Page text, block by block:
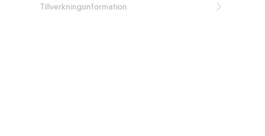
Tillverkningsinformation